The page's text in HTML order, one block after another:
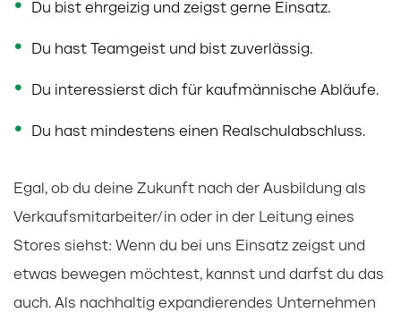
Du bist ehrgeizig und zeigst gerne Einsatz.
Du hast Teamgeist und bist zuverlässig.
Du interessierst dich für kaufmännische Abläufe.
Du hast mindestens einen Realschulabschluss.
Egal, ob du deine Zukunft nach der Ausbildung als
Verkaufsmitarbeiter/in oder in der Leitung eines
Stores siehst: Wenn du bei uns Einsatz zeigst und
etwas bewegen möchtest, kannst und darfst du das
auch. Als nachhaltig expandierendes Unternehmen